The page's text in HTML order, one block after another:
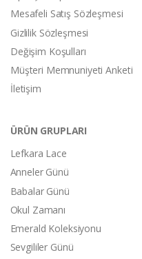
Mesafeli Satış Sözleşmesi
Gizlilik Sözleşmesi
Değişim Koşulları
Müşteri Memnuniyeti Anketi
İletişim
ÜRÜN GRUPLARI
Lefkara Lace
Anneler Günü
Babalar Günü
Okul Zamanı
Emerald Koleksiyonu
Sevgililer Günü